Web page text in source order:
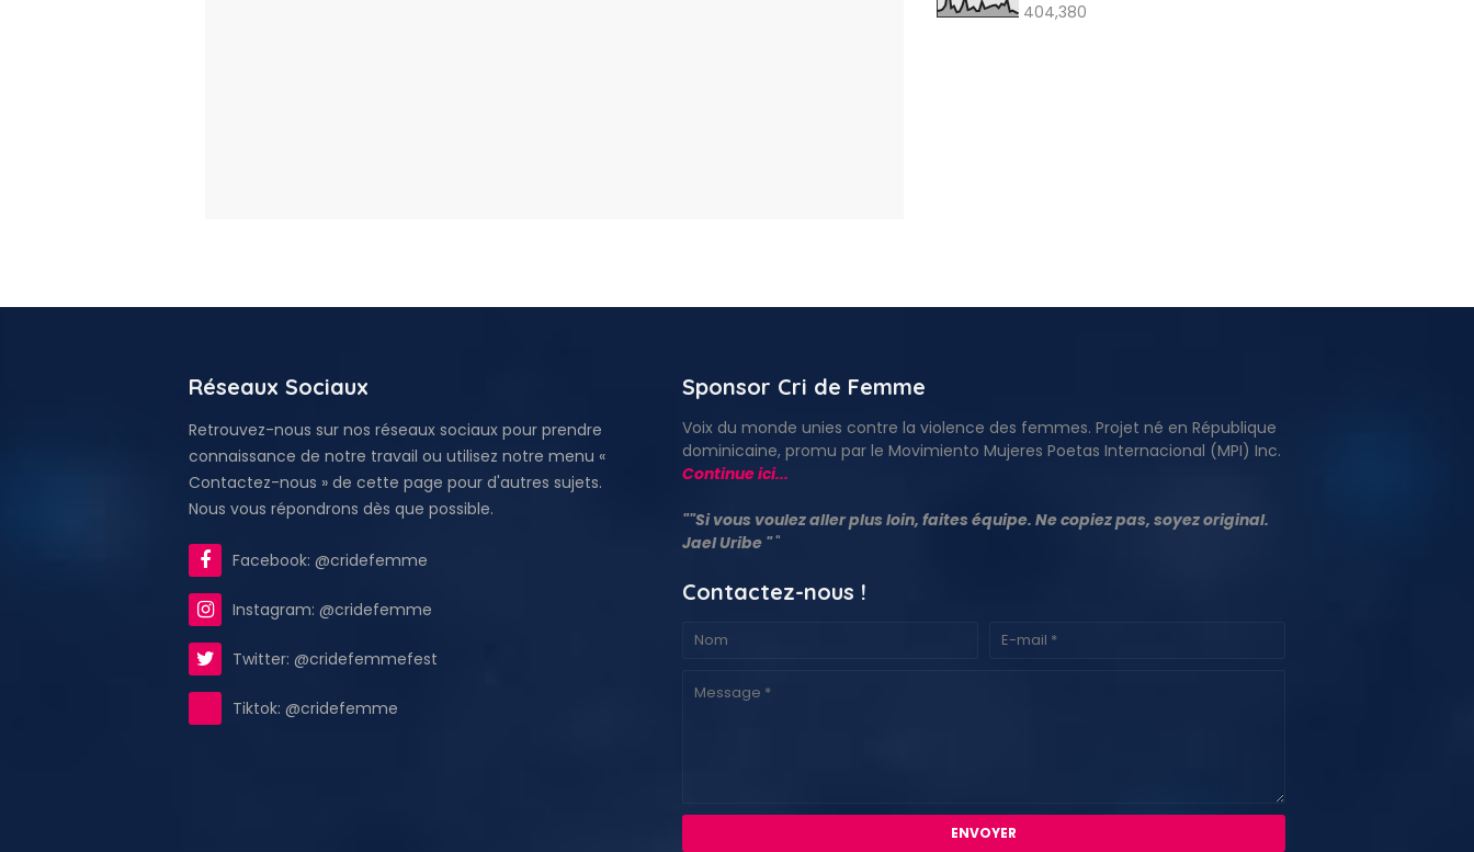
404,380
Réseaux Sociaux
Retrouvez-nous sur nos réseaux sociaux pour prendre
connaissance de notre travail ou utilisez notre menu «
Contactez-nous » de cette page pour d'autres sujets.
Nous vous répondrons dès que possible.
Facebook: @cridefemme
Instagram: @cridefemme
Twitter: @cridefemmefest
Tiktok: @cridefemme
Sponsor Cri de Femme
Voix du monde unies contre la violence des femmes. Projet né en République
dominicaine, promu par le Movimiento Mujeres Poetas Internacional (MPI) Inc.
Continue ici...
""Si vous voulez aller plus loin, faites équipe. Ne copiez pas, soyez original.
Jael Uribe ""
Contactez-nous !